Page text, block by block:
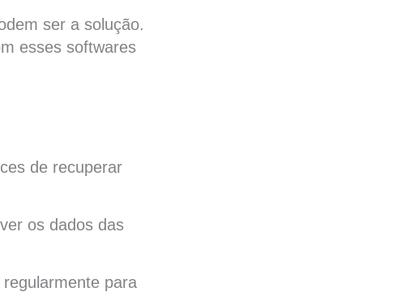
ser a solução.
esses softwares
de recuperar
os dados das
para